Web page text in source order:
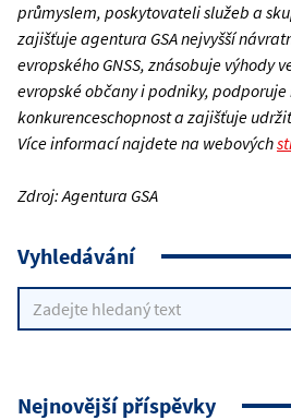
průmyslem, poskytovateli služeb a
zajišťuje agentura GSA nejvyšší
evropského GNSS, znásobuje výhody
evropské občany i podniky, podporuje
konkurenceschopnost a zajišťuje
Více informací najdete na webových
Zdroj: Agentura GSA
Vyhledávání
Nejnovější příspěvky